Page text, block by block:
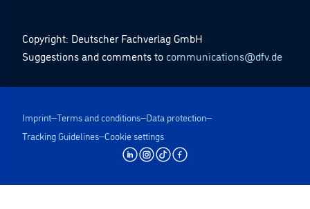
Copyright: Deutscher Fachverlag GmbH
Suggestions and comments to communications@dfv.de
Imprint Terms and conditions Data protection
Tracking Guidelines Cookie settings